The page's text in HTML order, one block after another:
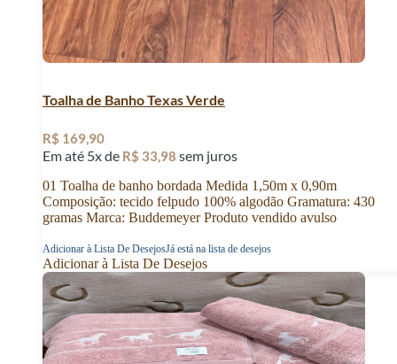
Toalha de Banho Texas Verde
R$ 169,90
Em até 5x de R$ 33,98 sem juros
01 Toalha de banho bordada Medida 1,50m x 0,90m
Composição: tecido felpudo 100% algodão Gramatura: 430
gramas Marca: Buddemeyer Produto vendido avulso
Adicionar à Lista De DesejosJá está na lista de desejos
Adicionar à Lista De Desejos